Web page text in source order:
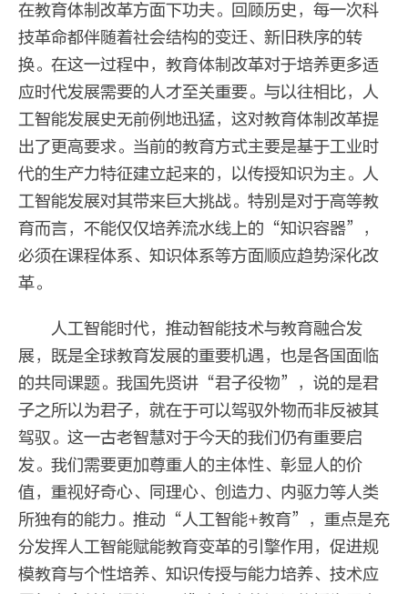
在教育体制改革方面下功夫。回顾历史，每一次科
技革命都伴随着社会结构的变迁、新旧秩序的转
换。在这一过程中，教育体制改革对于培养更多适
应时代发展需要的人才至关重要。与以往相比，人
工智能发展史无前例地迅猛，这对教育体制改革提
出了更高要求。当前的教育方式主要是基于工业时
代的生产力特征建立起来的，以传授知识为主。人
工智能发展对其带来巨大挑战。特别是对于高等教
育而言，不能仅仅培养流水线上的“知识容器”，
必须在课程体系、知识体系等方面顺应趋势深化改
革。
人工智能时代，推动智能技术与教育融合发
展，既是全球教育发展的重要机遇，也是各国面临
的共同课题。我国先贤讲“君子役物”，说的是君
子之所以为君子，就在于可以驾驭外物而非反被其
驾驭。这一古老智慧对于今天的我们仍有重要启
发。我们需要更加尊重人的主体性、彰显人的价
值，重视好奇心、同理心、创造力、内驱力等人类
所独有的能力。推动“人工智能+教育”，重点是充
分发挥人工智能赋能教育变革的引擎作用，促进规
模教育与个性培养、知识传授与能力培养、技术应